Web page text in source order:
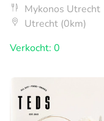
Mykonos Utrecht
Utrecht (0km)
Verkocht: 0